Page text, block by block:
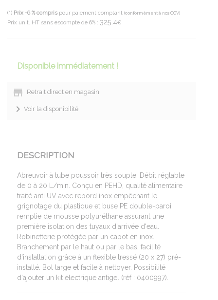
(*) Prix -6 % compris pour paiement comptant (conformément à nos CGV)
Prix unit. HT sans escompte de 6% : 325.4€
Disponible immédiatement !
Retrait direct en magasin
Voir la disponibilité
DESCRIPTION
Abreuvoir à tube poussoir très souple. Débit réglable
de 0 à 20 L/min. Conçu en PEHD, qualité alimentaire
traité anti UV avec rebord inox empêchant le
grignotage du plastique et buse PE double-paroi
remplie de mousse polyuréthane assurant une
première isolation des tuyaux d'arrivée d'eau.
Robinetterie protégée par un capot en inox.
Branchement par le haut ou par le bas, facilité
d'installation grâce à un flexible tressé (20 x 27) pré-
installé. Bol large et facile à nettoyer. Possibilité
d'ajouter un kit électrique antigel (réf : 0400997).